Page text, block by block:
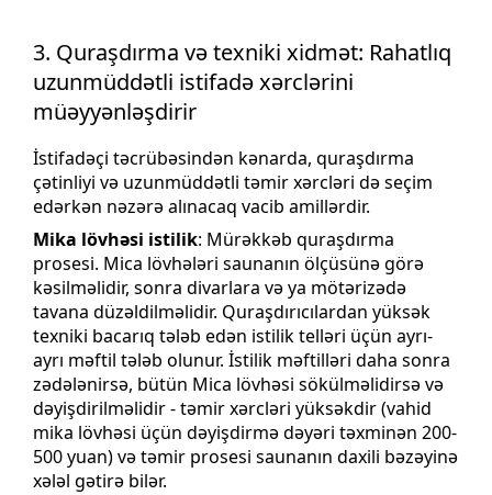
3. Quraşdırma və texniki xidmət: Rahatlıq
uzunmüddətli istifadə xərclərini
müəyyənləşdirir
İstifadəçi təcrübəsindən kənarda, quraşdırma
çətinliyi və uzunmüddətli təmir xərcləri də seçim
edərkən nəzərə alınacaq vacib amillərdir.
Mika lövhəsi istilik: Mürəkkəb quraşdırma
prosesi. Mica lövhələri saunanın ölçüsünə görə
kəsilməlidir, sonra divarlara və ya mötərizədə
tavana düzəldilməlidir. Quraşdırıcılardan yüksək
texniki bacarıq tələb edən istilik telləri üçün ayrı-
ayrı məftil tələb olunur. İstilik məftilləri daha sonra
zədələnirsə, bütün Mica lövhəsi sökülməlidirsə və
dəyişdirilməlidir - təmir xərcləri yüksəkdir (vahid
mika lövhəsi üçün dəyişdirmə dəyəri təxminən 200-
500 yuan) və təmir prosesi saunanın daxili bəzəyinə
xələl gətirə bilər.